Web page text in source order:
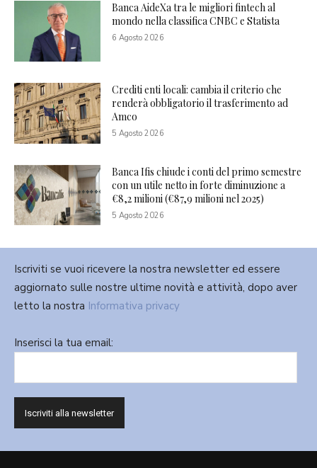
Banca AideXa tra le migliori fintech al
mondo nella classifica CNBC e Statista
6 Agosto 2026
Crediti enti locali: cambia il criterio che
renderà obbligatorio il trasferimento ad
Amco
5 Agosto 2026
Banca Ifis chiude i conti del primo semestre
con un utile netto in forte diminuzione a
€8,2 milioni (€87,9 milioni nel 2025)
5 Agosto 2026
Iscriviti se vuoi ricevere la nostra newsletter ed essere
aggiornato sulle nostre ultime novità e attività, dopo aver
letto la nostra Informativa privacy
Inserisci la tua email: